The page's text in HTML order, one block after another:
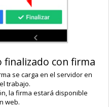
finalizado con firma
se carga en el servidor en
trabajo.
la firma estará disponible
web.